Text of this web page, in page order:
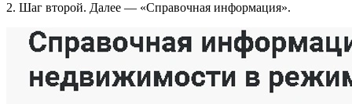
2. Шаг второй. Далее — «Справочная информация».